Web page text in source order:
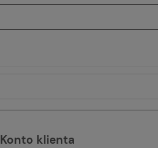
Konto klienta